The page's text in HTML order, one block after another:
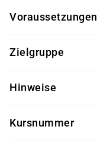
Voraussetzungen
nötig.
Zielgruppe
Hinweise
Kursnummer